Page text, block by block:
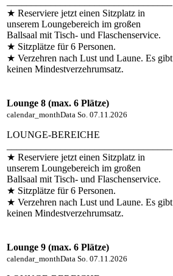
★ Reserviere jetzt einen Sitzplatz in
unserem Loungebereich im großen
Ballsaal mit Tisch- und Flaschenservice.
★ Sitzplätze für 6 Personen.
★ Verzehren nach Lust und Laune. Es gibt
keinen Mindestverzehrumsatz.
Lounge 8 (max. 6 Plätze)
calendar_monthData So. 07.11.2026
LOUNGE-BEREICHE
★ Reserviere jetzt einen Sitzplatz in
unserem Loungebereich im großen
Ballsaal mit Tisch- und Flaschenservice.
★ Sitzplätze für 6 Personen.
★ Verzehren nach Lust und Laune. Es gibt
keinen Mindestverzehrumsatz.
Lounge 9 (max. 6 Plätze)
calendar_monthData So. 07.11.2026